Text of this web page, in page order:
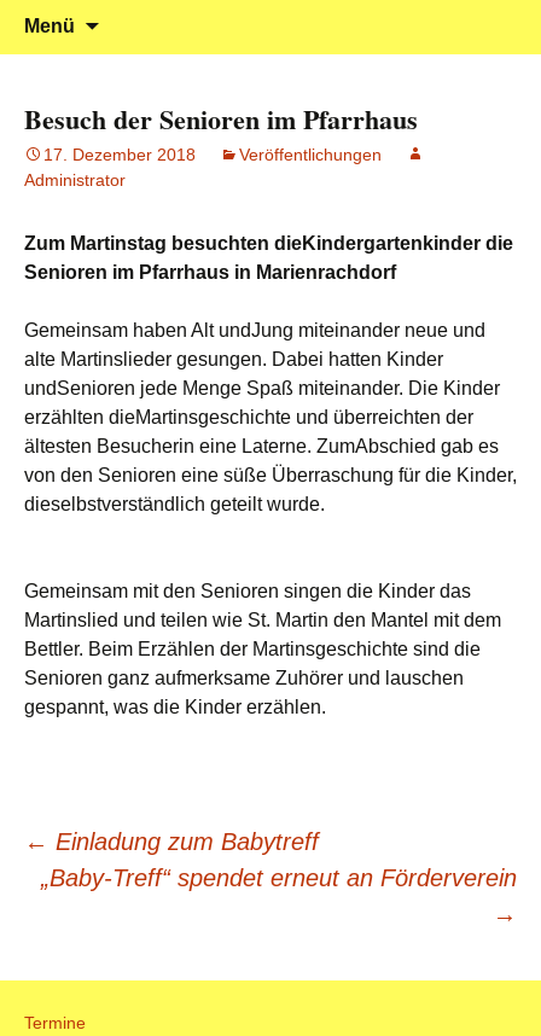
Kindergarten Marienrachdorf
Klein reingehen – Groß rauskommen
Menü
Besuch der Senioren im Pfarrhaus
17. Dezember 2018
Veröffentlichungen
Administrator
Zum Martinstag besuchten dieKindergartenkinder die
Senioren im Pfarrhaus in Marienrachdorf
Gemeinsam haben Alt undJung miteinander neue und
alte Martinslieder gesungen. Dabei hatten Kinder
undSenioren jede Menge Spaß miteinander. Die Kinder
erzählten dieMartinsgeschichte und überreichten der
ältesten Besucherin eine Laterne. ZumAbschied gab es
von den Senioren eine süße Überraschung für die Kinder,
dieselbstverständlich geteilt wurde.
Gemeinsam mit den Senioren singen die Kinder das
Martinslied und teilen wie St. Martin den Mantel mit dem
Bettler. Beim Erzählen der Martinsgeschichte sind die
Senioren ganz aufmerksame Zuhörer und lauschen
gespannt, was die Kinder erzählen.
Beitrags-
Navigation
← Einladung zum Babytreff
„Baby-Treff“ spendet erneut an Förderverein
→
Termine